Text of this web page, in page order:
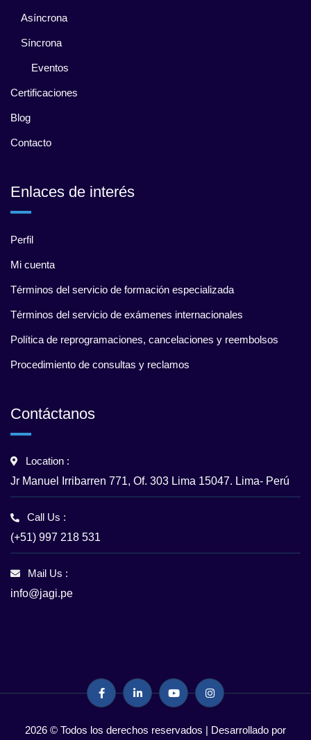
Asíncrona
Síncrona
Eventos
Certificaciones
Blog
Contacto
Enlaces de interés
Perfil
Mi cuenta
Términos del servicio de formación especializada
Términos del servicio de exámenes internacionales
Política de reprogramaciones, cancelaciones y reembolsos
Procedimiento de consultas y reclamos
Contáctanos
Location :
Jr Manuel Irribarren 771, Of. 303 Lima 15047. Lima- Perú
Call Us :
(+51) 997 218 531
Mail Us :
info@jagi.pe
2026 © Todos los derechos reservados | Desarrollado por